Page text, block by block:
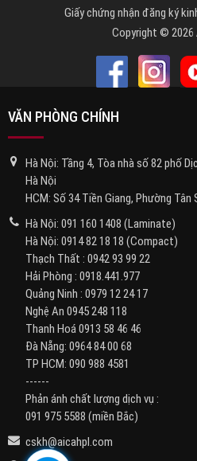
Giấy chứng nhận đăng ký
Copyright © 2026
VĂN PHÒNG CHÍNH
Hà Nội: Tầng 4, Tòa nhà số 82 phố
Hà Nội
HCM: Số 34 Tiền Giang, Phường
Hà Nội: 091 160 1408 (Laminate)
Hà Nội: 0914 82 18 18 (Compact)
Thạch Thất : 0942 93 99 22
Hải Phòng : 0918.441.977
Quảng Ninh : 0979 12 24 17
Nghệ An 0945 248 118
Thanh Hoá0913 58 46 46
Đà Nẵng: 0964 84 00 68
TP HCM: 090 988 4581
------
Phản ánh chất lượng dịch vụ :
091 975 5588 (miền Bắc)
cskh@aicahpl.com